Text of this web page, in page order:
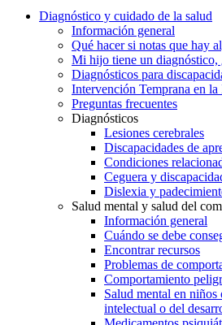
Diagnóstico y cuidado de la salud
Información general
Qué hacer si notas que hay
Mi hijo tiene un diagnóstico,
Diagnósticos para
Intervención Temprana en
Preguntas frecuentes
Diagnósticos
Lesiones cerebrales
Discapacidades de
Condiciones
Ceguera y
Dislexia y
Salud mental y salud del
Información general
Cuándo se debe
Encontrar recursos
Problemas de
Comportamiento
Salud mental en niños
intelectual o del